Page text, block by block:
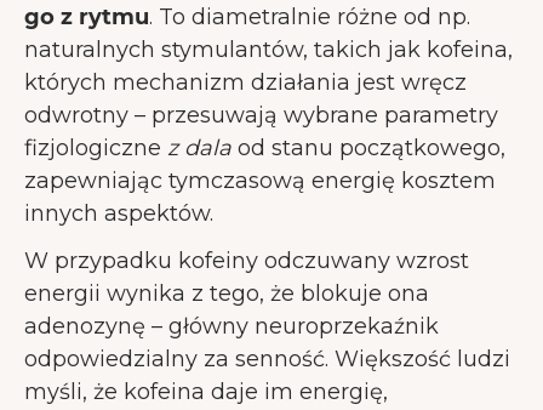
go z rytmu. To diametralnie różne od np.
naturalnych stymulantów, takich jak kofeina,
których mechanizm działania jest wręcz
odwrotny – przesuwają wybrane parametry
fizjologiczne z dala od stanu początkowego,
zapewniając tymczasową energię kosztem
innych aspektów.
W przypadku kofeiny odczuwany wzrost
energii wynika z tego, że blokuje ona
adenozynę – główny neuroprzekaźnik
odpowiedzialny za senność. Większość ludzi
myśli, że kofeina daje im energię,